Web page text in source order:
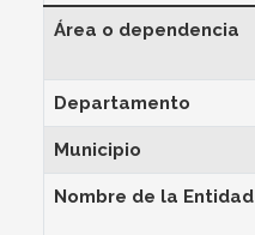
Área o dependencia
Departamento
Municipio
Nombre de la Entidad